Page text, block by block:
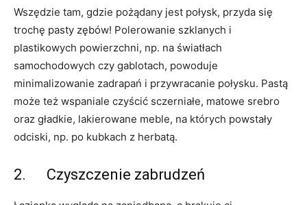
Wszędzie tam, gdzie pożądany jest połysk, przyda się
trochę pasty zębów! Polerowanie szklanych i
plastikowych powierzchni, np. na światłach
samochodowych czy gablotach, powoduje
minimalizowanie zadrapań i przywracanie połysku. Pastą
może też wspaniale czyścić sczerniałe, matowe srebro
oraz gładkie, lakierowane meble, na których powstały
odciski, np. po kubkach z herbatą.
2. Czyszczenie zabrudzeń